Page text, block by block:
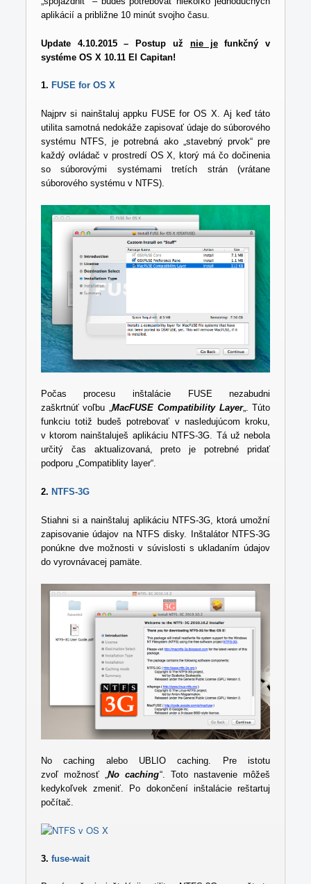
aplikácií a približne 10 minút svojho času.
Update 4.10.2015 – Postup už nie jefunkčný v
systéme OS X 10.11 El Capitan!
1. FUSE for OS X
Najprv si nainštaluj appku FUSE for OS X. Aj keď táto
utilita samotná nedokáže zapisovať údaje do súborového
systému NTFS, je potrebná ako „stavebný prvok“ pre
každý ovládač v prostredí OS X, ktorý má čo dočinenia
so súborovými systémami tretích strán (vrátane
súborového systému v NTFS).
Počas procesu inštalácie FUSE nezabudni
zaškrtnúť voľbu „MacFUSE Compatibility Layer„. Túto
funkciu totiž budeš potrebovať v nasledujúcom kroku,
v ktorom nainštaluješ aplikáciu NTFS-3G. Tá už nebola
určitý čas aktualizovaná, preto je potrebné pridať
podporu „Compatiblity layer“.
2. NTFS-3G
Stiahni si a nainštaluj aplikáciu NTFS-3G, ktorá umožní
zapisovanie údajov na NTFS disky. Inštalátor NTFS-3G
ponúkne dve možnosti v súvislosti s ukladaním údajov
do vyrovnávacej pamäte.
No caching alebo UBLIO caching. Pre istotu
zvoľ možnosť „No caching“. Toto nastavenie môžeš
kedykoľvek zmeniť. Po dokončení inštalácie reštartuj
počítač.
3. fuse-wait